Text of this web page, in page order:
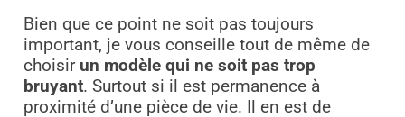
Bien que ce point ne soit pas toujours
important, je vous conseille tout de même de
choisir un modèle qui ne soit pas trop
bruyant. Surtout si il est permanence à
proximité d’une pièce de vie. Il en est de